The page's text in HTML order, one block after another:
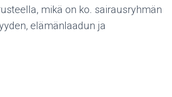
mikä on ko. sairausryhmän
elämänlaadun ja